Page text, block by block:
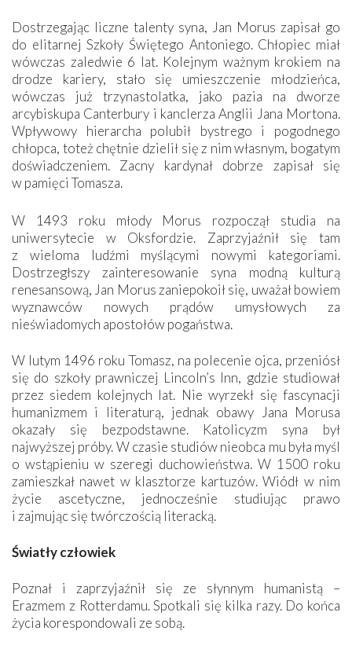
Dostrzegając liczne talenty syna, Jan Morus zapisał go
do elitarnej Szkoły Świętego Antoniego. Chłopiec miał
wówczas zaledwie 6 lat. Kolejnym ważnym krokiem na
drodze kariery, stało się umieszczenie młodzieńca,
wówczas już trzynastolatka, jako pazia na dworze
arcybiskupa Canterbury i kanclerza Anglii Jana Mortona.
Wpływowy hierarcha polubił bystrego i pogodnego
chłopca, toteż chętnie dzielił się z nim własnym, bogatym
doświadczeniem. Zacny kardynał dobrze zapisał się
w pamięci Tomasza.
W 1493 roku młody Morus rozpoczął studia na
uniwersytecie w Oksfordzie. Zaprzyjaźnił się tam
z wieloma ludźmi myślącymi nowymi kategoriami.
Dostrzegłszy zainteresowanie syna modną kulturą
renesansową, Jan Morus zaniepokoił się, uważał bowiem
wyznawców nowych prądów umysłowych za
nieświadomych apostołów pogaństwa.
W lutym 1496 roku Tomasz, na polecenie ojca, przeniósł
się do szkoły prawniczej Lincoln’s Inn, gdzie studiował
przez siedem kolejnych lat. Nie wyrzekł się fascynacji
humanizmem i literaturą, jednak obawy Jana Morusa
okazały się bezpodstawne. Katolicyzm syna był
najwyższej próby. W czasie studiów nieobca mu była myśl
o wstąpieniu w szeregi duchowieństwa. W 1500 roku
zamieszkał nawet w klasztorze kartuzów. Wiódł w nim
życie ascetyczne, jednocześnie studiując prawo
i zajmując się twórczością literacką.
Światły człowiek
Poznał i zaprzyjaźnił się ze słynnym humanistą –
Erazmem z Rotterdamu. Spotkali się kilka razy. Do końca
życia korespondowali ze sobą.